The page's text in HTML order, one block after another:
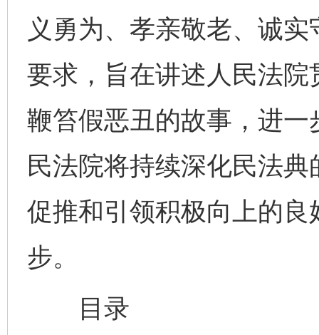
义勇为、孝亲敬老、诚
要求，旨在讲述人民法
鞭笞假恶丑的故事，进
民法院将持续深化民法
促推和引领积极向上的
步。
目录